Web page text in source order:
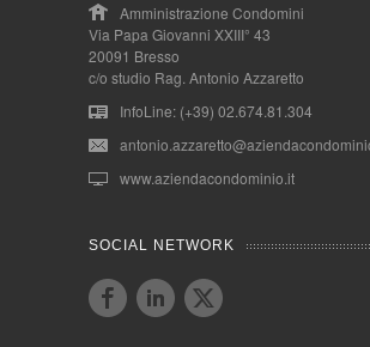
Amministrazione Condomini
Via Papa Giovanni XXIII° 43
20091 Bresso
c/o studio Rag. Antonio Azzaretto
InfoLine: (+39) 02.674.81.304
www.aziendacondominio.it
SOCIAL NETWORK